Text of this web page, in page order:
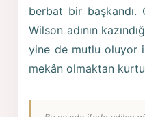
berbat bir başkandı.
Wilson adının
yine de mutlu oluyor
mekân olmaktan